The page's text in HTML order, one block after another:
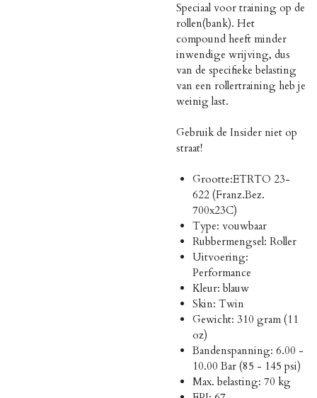
Speciaal voor training op de
rollen(bank). Het
compound heeft minder
inwendige wrijving, dus
van de specifieke belasting
van een rollertraining heb je
weinig last.
Gebruik de Insider niet op
straat!
Grootte:ETRTO 23-
622 (Franz.Bez.
700x23C)
Type: vouwbaar
Rubbermengsel: Roller
Uitvoering:
Performance
Kleur: blauw
Skin: Twin
Gewicht: 310 gram (11
oz)
Bandenspanning: 6.00 -
10.00 Bar (85 - 145 psi)
Max. belasting: 70 kg